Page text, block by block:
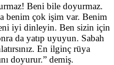
Beni bile doyurmaz.
benim çok işim var. Benim
iyi dinleyin. Ben sizin için
da yatıp uyuyun. Sabah
En ilginç rüya
doyurur.” demiş.